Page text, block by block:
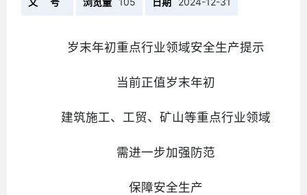
岁末年初重点行业领域安全生产提示
当前正值岁末年初
建筑施工、工贸、矿山等重点行业领域
需进一步加强防范
保障安全生产